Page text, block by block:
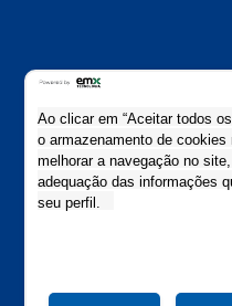
O jeito Santi de ser e
Copyright Escola Santi
Todos os direitos
Ao clicar em “Aceitar todos
o armazenamento de
melhorar a navegação no
adequação das informações
seu perfil.